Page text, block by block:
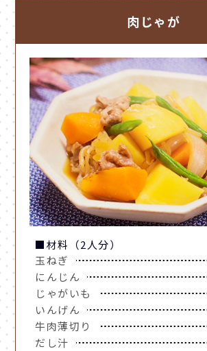
肉じゃが
■材料（2人分）
玉ねぎ
にんじん
じゃがいも
いんげん
牛肉薄切り
だし汁